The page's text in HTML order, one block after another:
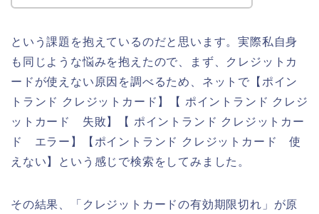
という課題を抱えているのだと思います。実際私自身
も同じような悩みを抱えたので、まず、クレジットカ
ードが使えない原因を調べるため、ネットで【ポイン
トランド クレジットカード】【 ポイントランド クレジ
ットカード 失敗】【 ポイントランド クレジットカー
ド エラー】【ポイントランド クレジットカード 使
えない】という感じで検索をしてみました。
その結果、「クレジットカードの有効期限切れ」が原